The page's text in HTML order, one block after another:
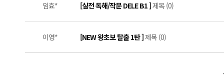
임효* [실전 독해/작문 DELE B1 ]제목 (0)
이영* [NEW 왕초보 탈출 1탄 ]제목 (0)